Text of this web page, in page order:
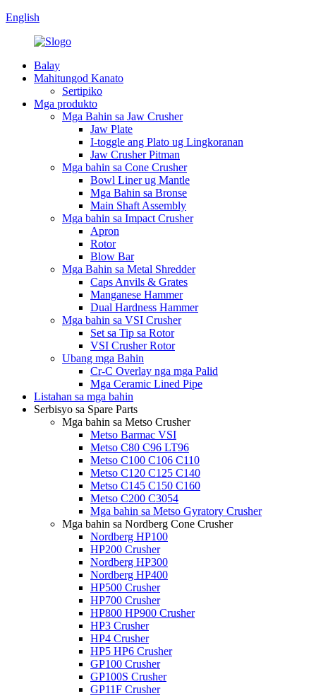
English
Balay
Mahitungod Kanato
Sertipiko
Mga produkto
Mga Bahin sa Jaw Crusher
Jaw Plate
I-toggle ang Plato ug Lingkoranan
Jaw Crusher Pitman
Mga bahin sa Cone Crusher
Bowl Liner ug Mantle
Mga Bahin sa Bronse
Main Shaft Assembly
Mga bahin sa Impact Crusher
Apron
Rotor
Blow Bar
Mga Bahin sa Metal Shredder
Caps Anvils & Grates
Manganese Hammer
Dual Hardness Hammer
Mga bahin sa VSI Crusher
Set sa Tip sa Rotor
VSI Crusher Rotor
Ubang mga Bahin
Cr-C Overlay nga mga Palid
Mga Ceramic Lined Pipe
Listahan sa mga bahin
Serbisyo sa Spare Parts
Mga bahin sa Metso Crusher
Metso Barmac VSI
Metso C80 C96 LT96
Metso C100 C106 C110
Metso C120 C125 C140
Metso C145 C150 C160
Metso C200 C3054
Mga bahin sa Metso Gyratory Crusher
Mga bahin sa Nordberg Cone Crusher
Nordberg HP100
HP200 Crusher
Nordberg HP300
Nordberg HP400
HP500 Crusher
HP700 Crusher
HP800 HP900 Crusher
HP3 Crusher
HP4 Crusher
HP5 HP6 Crusher
GP100 Crusher
GP100S Crusher
GP11F Crusher